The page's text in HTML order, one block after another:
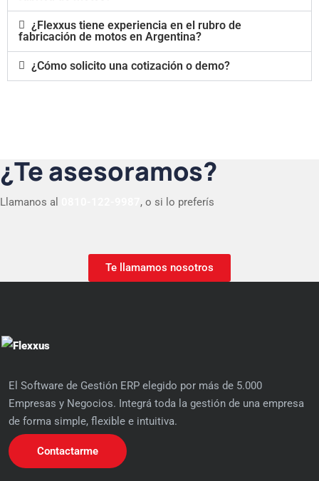
¿Flexxus tiene experiencia en el rubro de
fabricación de motos en Argentina?
¿Cómo solicito una cotización o demo?
¿Te asesoramos?
Llamanos al , o si lo preferís
Te llamamos nosotros
El Software de Gestión ERP elegido por más de 5.000
Empresas y Negocios. Integrá toda la gestión de una empresa
de forma simple, flexible e intuitiva.
Contactarme